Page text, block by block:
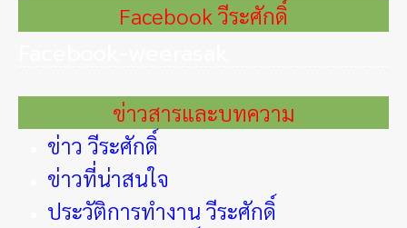
Facebook วีระศักดิ์
ข่าวสารและบทความ
ข่าว วีระศักดิ์
ข่าวที่น่าสนใจ
ประวัติการทำงาน วีระศักดิ์